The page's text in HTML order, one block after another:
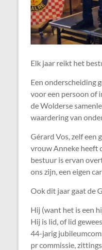
Elk jaar reikt het
Een onderscheiding
voor een persoon of
de Wolderse
waardering van
Gérard Vos, zelf een
vrouw Anneke heeft
bestuur is ervan
ons zijn, een eigen
Ook dit jaar gaat de
Hij (want het is een
Hij is lid, of lid
44-jarig
pr commissie,